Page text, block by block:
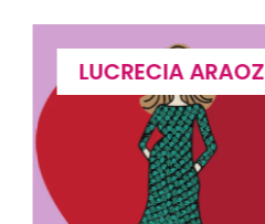
LUCRECIA ARAOZ